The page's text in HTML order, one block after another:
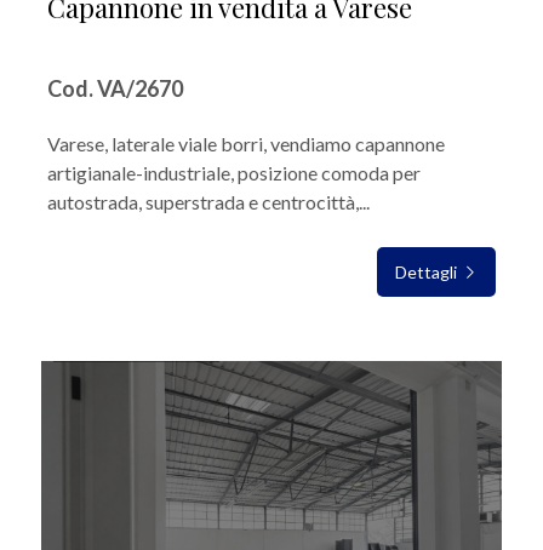
Capannone in vendita a Varese
Cod. VA/2670
Varese, laterale viale borri, vendiamo capannone
artigianale-industriale, posizione comoda per
autostrada, superstrada e centrocittà,...
Dettagli